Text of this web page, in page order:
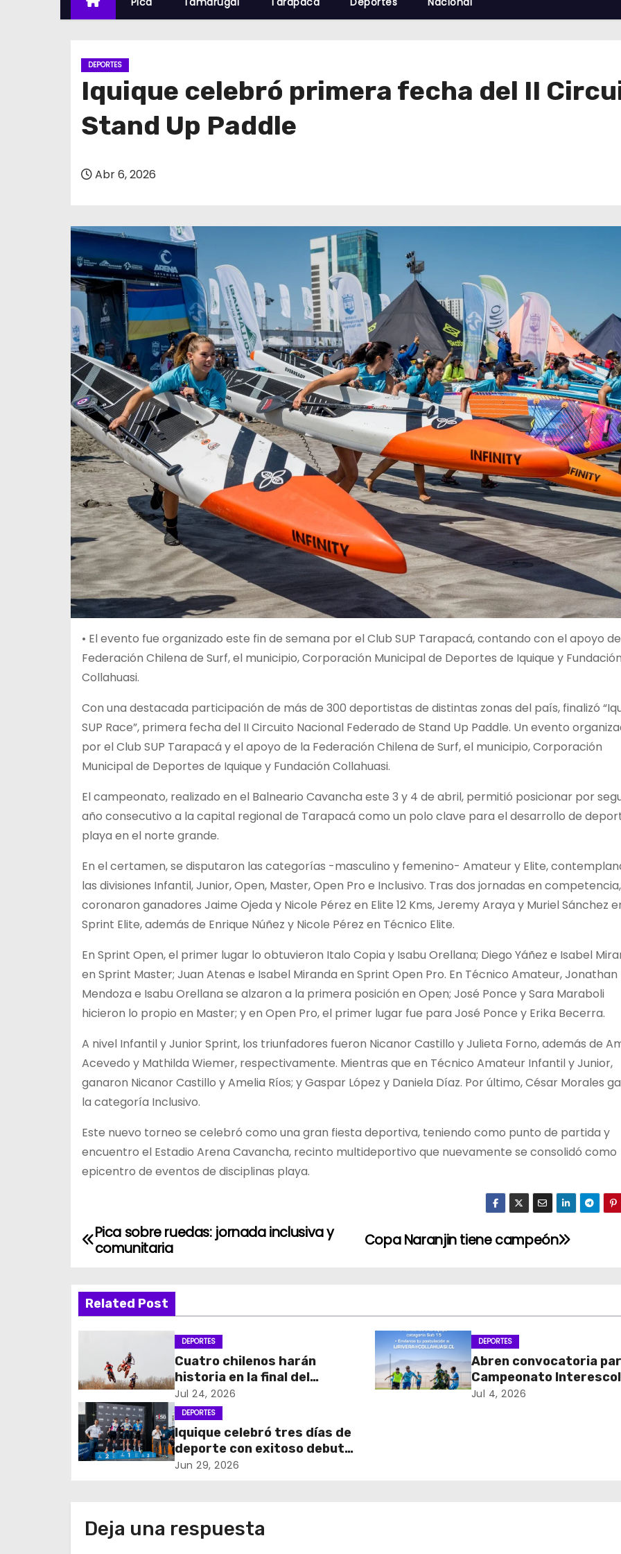
DEPORTES
Iquique celebró primera fecha del II
Stand Up Paddle
Abr 6, 2026
• El evento fue organizado este fin de semana por el Club SUP Tarapacá, contando con el apoyo
Federación Chilena de Surf, el municipio, Corporación Municipal de Deportes de Iquique y Fundación
Collahuasi.
Con una destacada participación de más de 300 deportistas de distintas zonas del país, finalizó
SUP Race”, primera fecha del II Circuito Nacional Federado de Stand Up Paddle. Un evento
por el Club SUP Tarapacá y el apoyo de la Federación Chilena de Surf, el municipio, Corporación
Municipal de Deportes de Iquique y Fundación Collahuasi.
El campeonato, realizado en el Balneario Cavancha este 3 y 4 de abril, permitió posicionar por
año consecutivo a la capital regional de Tarapacá como un polo clave para el desarrollo de
playa en el norte grande.
En el certamen, se disputaron las categorías -masculino y femenino- Amateur y Elite,
las divisiones Infantil, Junior, Open, Master, Open Pro e Inclusivo. Tras dos jornadas en
coronaron ganadores Jaime Ojeda y Nicole Pérez en Elite 12 Kms, Jeremy Araya y Muriel Sánchez
Sprint Elite, además de Enrique Núñez y Nicole Pérez en Técnico Elite.
En Sprint Open, el primer lugar lo obtuvieron Italo Copia y Isabu Orellana; Diego Yáñez e Isabel
en Sprint Master; Juan Atenas e Isabel Miranda en Sprint Open Pro. En Técnico Amateur, Jonathan
Mendoza e Isabu Orellana se alzaron a la primera posición en Open; José Ponce y Sara Maraboli
hicieron lo propio en Master; y en Open Pro, el primer lugar fue para José Ponce y Erika Becerra.
A nivel Infantil y Junior Sprint, los triunfadores fueron Nicanor Castillo y Julieta Forno, además de
Acevedo y Mathilda Wiemer, respectivamente. Mientras que en Técnico Amateur Infantil y Junior,
ganaron Nicanor Castillo y Amelia Ríos; y Gaspar López y Daniela Díaz. Por último, César Morales
la categoría Inclusivo.
Este nuevo torneo se celebró como una gran fiesta deportiva, teniendo como punto de partida y
encuentro el Estadio Arena Cavancha, recinto multideportivo que nuevamente se consolidó como
epicentro de eventos de disciplinas playa.
N
v
e
a
c
i
d
Copa Naranjin tiene campeón
Pica sobre ruedas: jornada inclusiva y
comunitaria
Related Post
DEPORTES
Cuatro chilenos harán
historia en la final del
Campeonato Amateur de
Motocross más importante
del mundo
Jul 24, 2026
DEPORTES
Abren convocatoria
Campeonato
Fútbol 11 “Copa
Jul 4, 2026
DEPORTES
Iquique celebró tres días de
deporte con exitoso debut
del 5150 Iquique Triathlon
Jun 29, 2026
Deja una respuesta